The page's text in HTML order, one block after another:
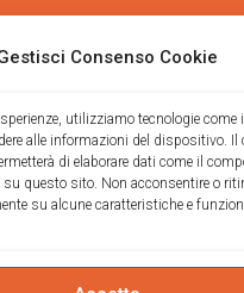
Consenso Cookie
utilizziamo tecnologie come
alle informazioni del dispositivo. Il
di elaborare dati come il
su questo sito. Non acconsentire o
su alcune caratteristiche e
san Vincenzo de' Paoli
di Trieste
da Feltre, 11
Trieste